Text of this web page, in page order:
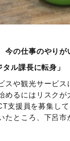
の仕事のやりが
ル課長に転身」
スや観光サービ
めるにはリスク
支援員を募集し
たところ、下呂